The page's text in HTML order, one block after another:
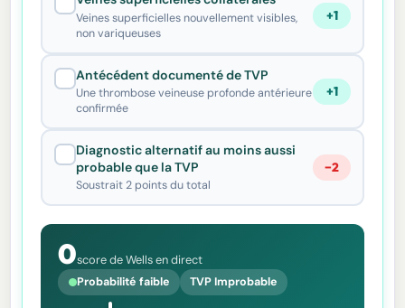
Veines superficielles nouvellement visibles,
non variqueuses
+1
Antécédent documenté de TVP
Une thrombose veineuse profonde antérieure
confirmée
+1
Diagnostic alternatif au moins aussi
probable que la TVP
Soustrait 2 points du total
−2
0score de Wells en direct
Probabilité faible TVP Improbable